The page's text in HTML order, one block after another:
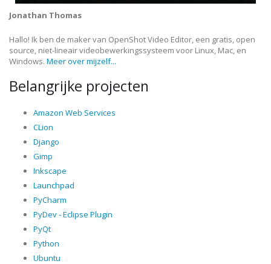
Jonathan Thomas
Hallo! Ik ben de maker van OpenShot Video Editor, een gratis, open
source, niet-lineair videobewerkingssysteem voor Linux, Mac, en
Windows. Meer over mijzelf...
Belangrijke projecten
Amazon Web Services
CLion
Django
Gimp
Inkscape
Launchpad
PyCharm
PyDev - Eclipse Plugin
PyQt
Python
Ubuntu